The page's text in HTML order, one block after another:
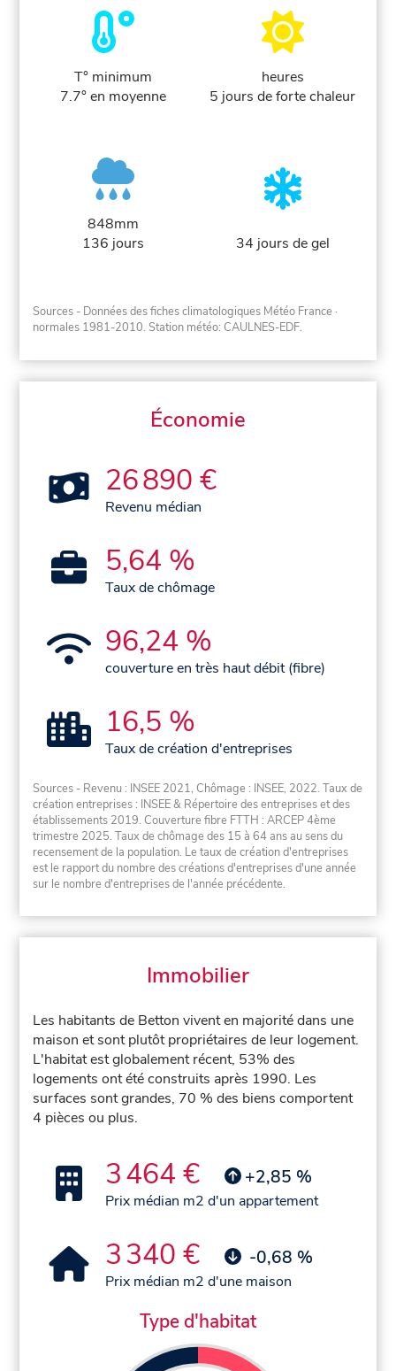
T° minimum
7.7° en moyenne
heures
5 jours de forte chaleur
848mm
136 jours
34 jours de gel
Sources - Données des fiches climatologiques Météo France ·
normales 1981-2010. Station météo: CAULNES-EDF.
Économie
26 890 €
Revenu médian
5,64 %
Taux de chômage
96,24 %
couverture en très haut débit (fibre)
16,5 %
Taux de création d'entreprises
Sources - Revenu : INSEE 2021, Chômage : INSEE, 2022. Taux de
création entreprises : INSEE & Répertoire des entreprises et des
établissements 2019. Couverture fibre FTTH : ARCEP 4ème
trimestre 2025. Taux de chômage des 15 à 64 ans au sens du
recensement de la population. Le taux de création d'entreprises
est le rapport du nombre des créations d'entreprises d'une année
sur le nombre d'entreprises de l'année précédente.
Immobilier
Les habitants de Betton vivent en majorité dans une
maison et sont plutôt propriétaires de leur logement.
L'habitat est globalement récent, 53% des
logements ont été construits après 1990. Les
surfaces sont grandes, 70 % des biens comportent
4 pièces ou plus.
3 464 € +2,85 %
Prix médian m2 d'un appartement
3 340 € -0,68 %
Prix médian m2 d'une maison
Type d'habitat